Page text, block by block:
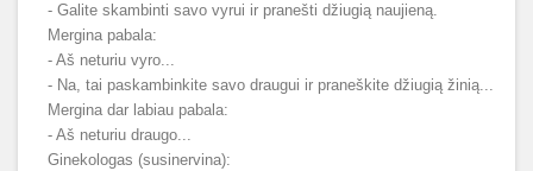
- Galite skambinti savo vyrui ir pranešti džiugią naujieną.
Mergina pabala:
- Aš neturiu vyro...
- Na, tai paskambinkite savo draugui ir praneškite džiugią žinią...
Mergina dar labiau pabala:
- Aš neturiu draugo...
Ginekologas (susinervina):